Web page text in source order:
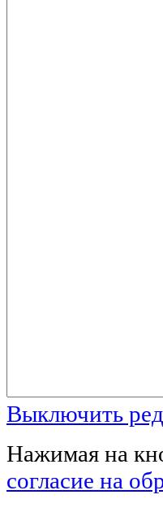
Выключить
Нажимая на
согласие на